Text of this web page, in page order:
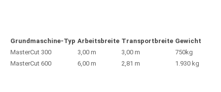
Grundmaschine-Typ Arbeitsbreite Transportbreite Gewicht
MasterCut 300
3,00 m 3,00 m
750kg
MasterCut 600
6,00 m 2,81 m 1.930 kg